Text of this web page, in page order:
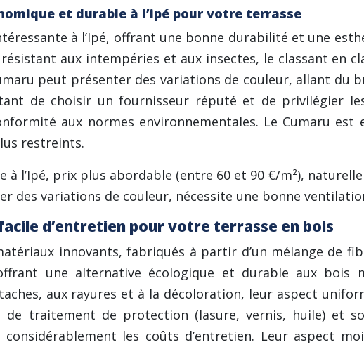
et durable à l’ipé pour votre terrasse
à l’Ipé, offrant une bonne durabilité et une
aux intempéries et aux insectes, le classant en
peut présenter des variations de couleur, allant
de choisir un fournisseur réputé et de privilégier
aux normes environnementales. Le Cumaru
restreints.
à l’Ipé, prix plus abordable (entre 60 et 90 €/m²),
des variations de couleur, nécessite une bonne
d’entretien pour votre terrasse en bois
innovants, fabriqués à partir d’un mélange de
une alternative écologique et durable aux
aux rayures et à la décoloration, leur aspect
de traitement de protection (lasure, vernis, huile) et
les coûts d’entretien. Leur aspect